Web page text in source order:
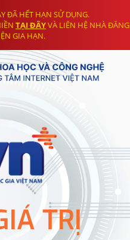
ĐÃ HẾT HẠN SỬ DỤNG.
TẠI ĐÂYVÀ LIÊN HỆ NHÀ ĐĂNG
GIA HẠN.
TRỊ